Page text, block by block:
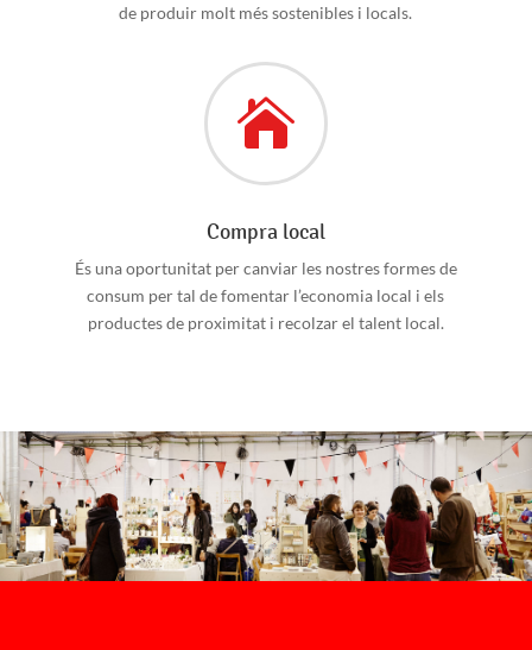
de produir molt més sostenibles i locals.

Compra local
És una oportunitat per canviar les nostres formes de
consum per tal de fomentar l’economia local i els
productes de proximitat i recolzar el talent local.